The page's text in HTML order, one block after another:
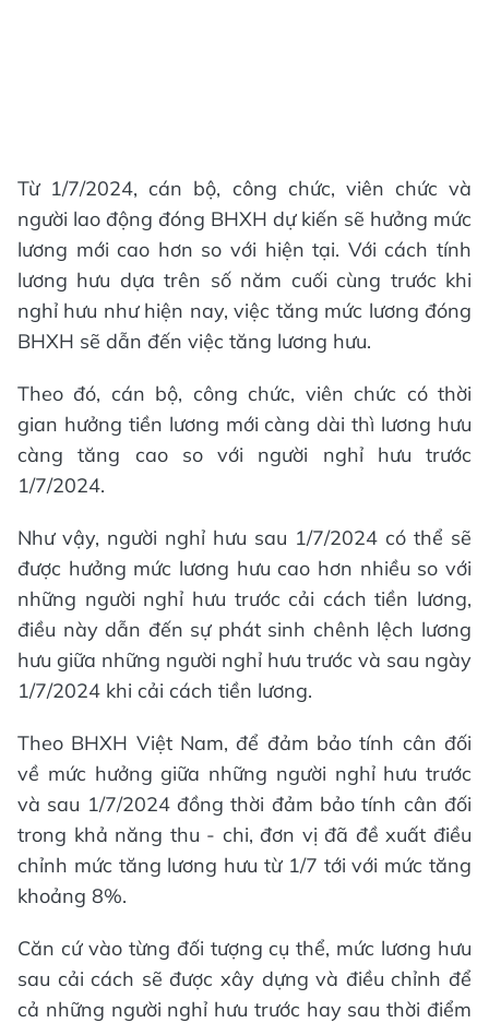
Từ 1/7/2024, cán bộ, công chức, viên chức và
người lao động đóng BHXH dự kiến sẽ hưởng mức
lương mới cao hơn so với hiện tại. Với cách tính
lương hưu dựa trên số năm cuối cùng trước khi
nghỉ hưu như hiện nay, việc tăng mức lương đóng
BHXH sẽ dẫn đến việc tăng lương hưu.
Theo đó, cán bộ, công chức, viên chức có thời
gian hưởng tiền lương mới càng dài thì lương hưu
càng tăng cao so với người nghỉ hưu trước
1/7/2024.
Như vậy, người nghỉ hưu sau 1/7/2024 có thể sẽ
được hưởng mức lương hưu cao hơn nhiều so với
những người nghỉ hưu trước cải cách tiền lương,
điều này dẫn đến sự phát sinh chênh lệch lương
hưu giữa những người nghỉ hưu trước và sau ngày
1/7/2024 khi cải cách tiền lương.
Theo BHXH Việt Nam, để đảm bảo tính cân đối
về mức hưởng giữa những người nghỉ hưu trước
và sau 1/7/2024 đồng thời đảm bảo tính cân đối
trong khả năng thu - chi, đơn vị đã đề xuất điều
chỉnh mức tăng lương hưu từ 1/7 tới với mức tăng
khoảng 8%.
Căn cứ vào từng đối tượng cụ thể, mức lương hưu
sau cải cách sẽ được xây dựng và điều chỉnh để
cả những người nghỉ hưu trước hay sau thời điểm